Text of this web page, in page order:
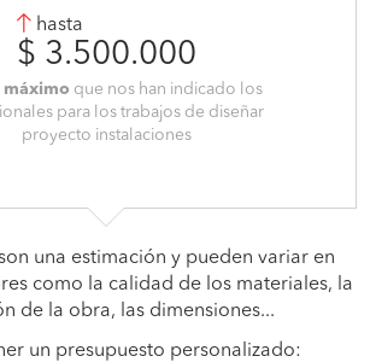
hasta
$ 3.500.000
máximo que nos han indicado los
para los trabajos de diseñar
proyecto instalaciones
una estimación y pueden variar en
como la calidad de los materiales, la
de la obra, las dimensiones...
un presupuesto personalizado: